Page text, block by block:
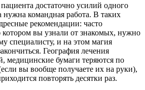
достаточно усилий одного
командная работа. В таких
рекомендации: часто
котором вы узнали от знакомых, нужно
специалисту, и на этом магия
География лечения
медицинские бумаги теряются по
вы вообще получаете их на руки),
повторять десятки раз.